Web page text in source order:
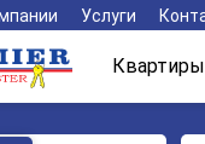
Услуги
Квартиры